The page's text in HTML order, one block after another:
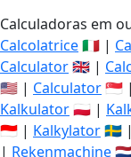
Calculadoras em
Calcolatrice🇮🇹 |
Calculator🇬🇧 |
🇺🇸 | Calculator🇸🇬 |
Kalkulator🇵🇱 |
🇮🇩 | Kalkylator🇸🇪 |
| Rekenmachine